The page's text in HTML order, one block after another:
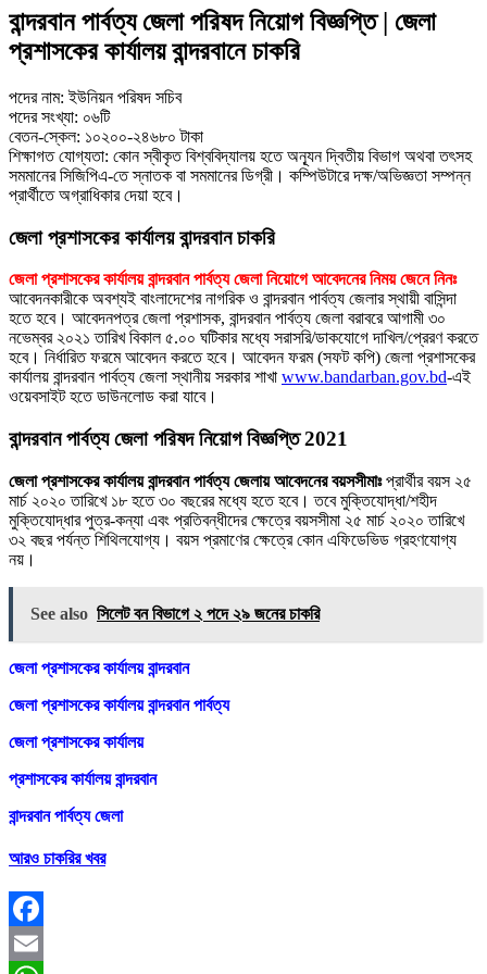
বান্দরবান পার্বত্য জেলা পরিষদ নিয়োগ বিজ্ঞপ্তি | জেলা
প্রশাসকের কার্যালয় বান্দরবানে চাকরি
পদের নাম: ইউনিয়ন পরিষদ সচিব
পদের সংখ্যা: ০৬টি
বেতন-স্কেল: ১০২০০-২৪৬৮০ টাকা
শিক্ষাগত যােগ্যতা: কোন স্বীকৃত বিশ্ববিদ্যালয় হতে অন্যূন দ্বিতীয় বিভাগ অথবা তৎসহ
সমমানের সিজিপিএ-তে স্নাতক বা সমমানের ডিগ্রী। কম্পিউটারে দক্ষ/অভিজ্ঞতা সম্পন্ন
প্রার্থীতে অগ্রাধিকার দেয়া হবে।
জেলা প্রশাসকের কার্যালয় বান্দরবান চাকরি
জেলা প্রশাসকের কার্যালয় বান্দরবান পার্বত্য জেলা নিয়োগে আবেদনের নিময় জেনে নিনঃ
আবেদনকারীকে অবশ্যই বাংলাদেশের নাগরিক ও বান্দরবান পার্বত্য জেলার স্থায়ী বাসিন্দা
হতে হবে। আবেদনপত্র জেলা প্রশাসক, বান্দরবান পার্বত্য জেলা বরাবরে আগামী ৩০
নভেম্বর ২০২১ তারিখ বিকাল ৫.০০ ঘটিকার মধ্যে সরাসরি/ডাকযােগে দাখিল/প্রেরণ করতে
হবে। নির্ধারিত ফরমে আবেদন করতে হবে। আবেদন ফরম (সফট কপি) জেলা প্রশাসকের
কার্যালয় বান্দরবান পার্বত্য জেলা স্থানীয় সরকার শাখা www.bandarban.gov.bd-এই
ওয়েবসাইট হতে ডাউনলােড করা যাবে।
বান্দরবান পার্বত্য জেলা পরিষদ নিয়োগ বিজ্ঞপ্তি 2021
জেলা প্রশাসকের কার্যালয় বান্দরবান পার্বত্য জেলায় আবেদনের বয়সসীমাঃপ্রার্থীর বয়স ২৫
মার্চ ২০২০ তারিখে ১৮ হতে ৩০ বছরের মধ্যে হতে হবে। তবে মুক্তিযােদ্ধা/শহীদ
মুক্তিযােদ্ধার পুত্র-কন্যা এবং প্রতিবন্ধীদের ক্ষেত্রে বয়সসীমা ২৫ মার্চ ২০২০ তারিখে
৩২ বছর পর্যন্ত শিথিলযােগ্য। বয়স প্রমাণের ক্ষেত্রে কোন এফিডেভিড গ্রহণযােগ্য
নয়।
See also সিলেট বন বিভাগে ২ পদে ২৯ জনের চাকরি
জেলা প্রশাসকের কার্যালয় বান্দরবান
জেলা প্রশাসকের কার্যালয় বান্দরবান পার্বত্য
জেলা প্রশাসকের কার্যালয়
প্রশাসকের কার্যালয় বান্দরবান
বান্দরবান পার্বত্য জেলা
আরও চাকরির খবর
Facebook